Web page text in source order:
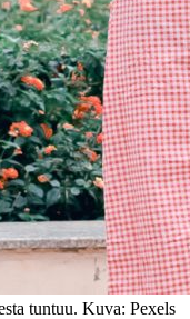
tuntuu. Kuva: Pexels